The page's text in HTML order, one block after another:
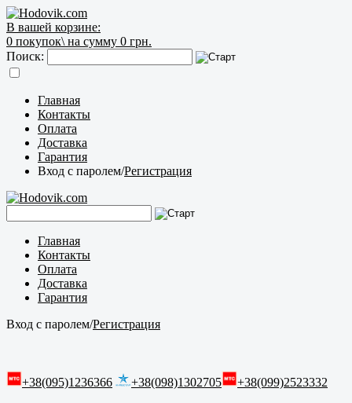
В вашей корзине:
0 покупок\ на сумму 0 грн.
Поиск:
Главная
Контакты
Оплата
Доставка
Гарантия
Вход с паролем/Регистрация
Главная
Контакты
Оплата
Доставка
Гарантия
Вход с паролем/Регистрация
+38(095)1236366 +38(098)1302705 +38(099)2523332